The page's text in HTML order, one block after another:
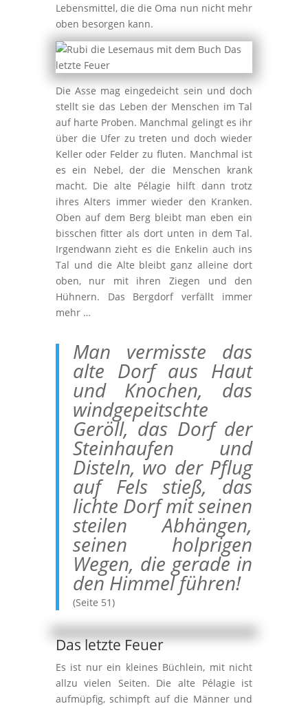
Lebensmittel, die die Oma nun nicht mehr
oben besorgen kann.
Die Asse mag eingedeicht sein und doch
stellt sie das Leben der Menschen im Tal
auf harte Proben. Manchmal gelingt es ihr
über die Ufer zu treten und doch wieder
Keller oder Felder zu fluten. Manchmal ist
es ein Nebel, der die Menschen krank
macht. Die alte Pélagie hilft dann trotz
ihres Alters immer wieder den Kranken.
Oben auf dem Berg bleibt man eben ein
bisschen fitter als dort unten in dem Tal.
Irgendwann zieht es die Enkelin auch ins
Tal und die Alte bleibt ganz alleine dort
oben, nur mit ihren Ziegen und den
Hühnern. Das Bergdorf verfällt immer
mehr …
Man vermisste das
alte Dorf aus Haut
und Knochen, das
windgepeitschte
Geröll, das Dorf der
Steinhaufen und
Disteln, wo der Pflug
auf Fels stieß, das
lichte Dorf mit seinen
steilen Abhängen,
seinen holprigen
Wegen, die gerade in
den Himmel führen!
(Seite 51)
Das letzte Feuer
Es ist nur ein kleines Büchlein, mit nicht
allzu vielen Seiten. Die alte Pélagie ist
aufmüpfig, schimpft auf die Männer und